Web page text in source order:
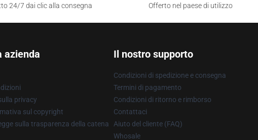
24/7 dai clic alla consegna
Offerto nel paese di utilizzo
azienda
privacy
sul copyright
sulla trasparenza della catena
Il nostro supporto
Condizioni di spedizione e consegna
Termini di pagamento
Condizioni di ritorno e rimborso
Contattaci
Aiuto del cliente (FAQ)
Whosale